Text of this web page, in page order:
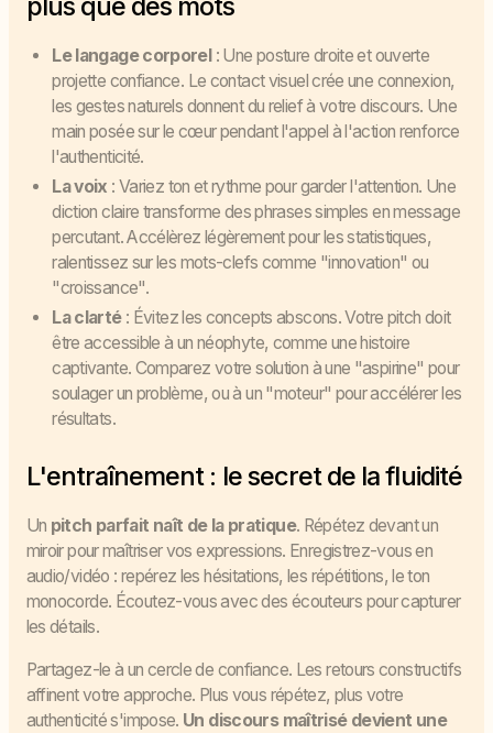
Le langage corporel: Une posture droite et ouverte
projette confiance. Le contact visuel crée une connexion,
les gestes naturels donnent du relief à votre discours. Une
main posée sur le cœur pendant l'appel à l'action renforce
l'authenticité.
La voix : Variez ton et rythme pour garder l'attention. Une
diction claire transforme des phrases simples en message
percutant. Accélèrez légèrement pour les statistiques,
ralentissez sur les mots-clefs comme "innovation" ou
"croissance".
La clarté: Évitez les concepts abscons. Votre pitch doit
être accessible à un néophyte, comme une histoire
captivante. Comparez votre solution à une "aspirine" pour
soulager un problème, ou à un "moteur" pour accélérer les
résultats.
L'entraînement : le secret de la fluidité
Un pitch parfait naît de la pratique. Répétez devant un
miroir pour maîtriser vos expressions. Enregistrez-vous en
audio/vidéo : repérez les hésitations, les répétitions, le ton
monocorde. Écoutez-vous avec des écouteurs pour capturer
les détails.
Partagez-le à un cercle de confiance. Les retours constructifs
affinent votre approche. Plus vous répétez, plus votre
authenticité s'impose. Un discours maîtrisé devient une